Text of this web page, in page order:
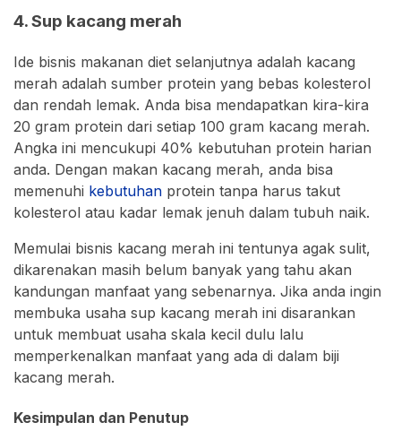
4. Sup kacang merah
Ide bisnis makanan diet selanjutnya adalah kacang
merah adalah sumber protein yang bebas kolesterol
dan rendah lemak. Anda bisa mendapatkan kira-kira
20 gram protein dari setiap 100 gram kacang merah.
Angka ini mencukupi 40% kebutuhan protein harian
anda. Dengan makan kacang merah, anda bisa
memenuhi kebutuhan protein tanpa harus takut
kolesterol atau kadar lemak jenuh dalam tubuh naik.
Memulai bisnis kacang merah ini tentunya agak sulit,
dikarenakan masih belum banyak yang tahu akan
kandungan manfaat yang sebenarnya. Jika anda ingin
membuka usaha sup kacang merah ini disarankan
untuk membuat usaha skala kecil dulu lalu
memperkenalkan manfaat yang ada di dalam biji
kacang merah.
Kesimpulan dan Penutup